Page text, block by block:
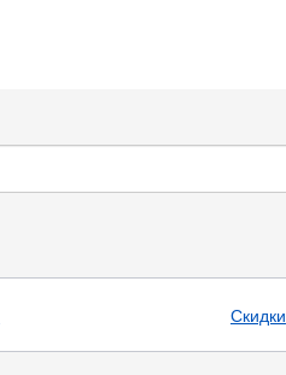
Скидки